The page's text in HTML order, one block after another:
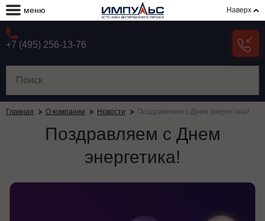
меню Наверх
+7 (495) 256-13-76
Главная О компании Новости Поздравляем с Днем энергетика!
Поздравляем с Днем
энергетика!